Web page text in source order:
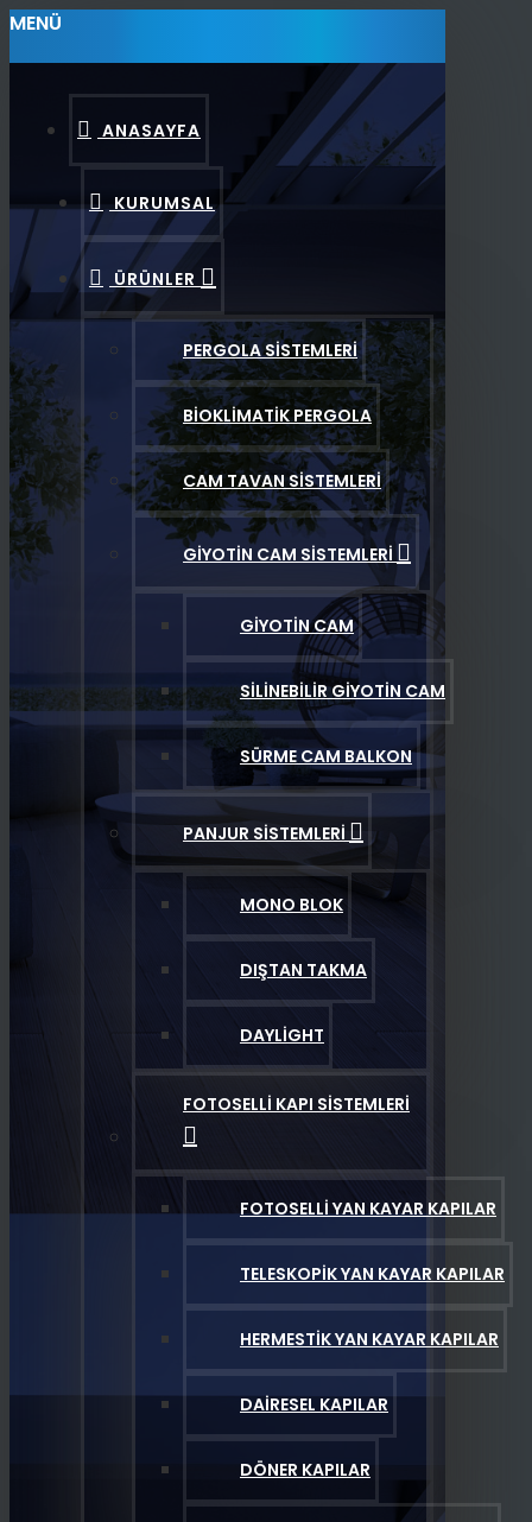
MENÜ
ANASAYFA
KURUMSAL
ÜRÜNLER
PERGOLA SISTEMLERI
BIOKLIMATIK PERGOLA
CAM TAVAN SISTEMLERI
GIYOTIN CAM SISTEMLERI
GIYOTIN CAM
SILINEBILIR GIYOTIN CAM
SÜRME CAM BALKON
PANJUR SISTEMLERI
MONO BLOK
DIŞTAN TAKMA
DAYLIGHT
FOTOSELLI KAPI SISTEMLERI
FOTOSELLI YAN KAYAR KAPILAR
TELESKOPIK YAN KAYAR KAPILAR
HERMESTIK YAN KAYAR KAPILAR
DAIRESEL KAPILAR
DÖNER KAPILAR